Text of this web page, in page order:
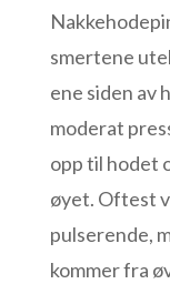
smertene
ene siden av
moderat
opp til hodet
øyet. Oftest
pulserende,
kommer fra